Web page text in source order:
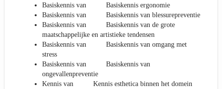
Basiskennis van Basiskennis ergonomie
Basiskennis van Basiskennis van blessurepreventie
Basiskennis van Basiskennis van de grote
maatschappelijke en artistieke tendensen
Basiskennis van Basiskennis van omgang met
stress
Basiskennis van Basiskennis van
ongevallenpreventie
Kennis van Kennis esthetica binnen het domein